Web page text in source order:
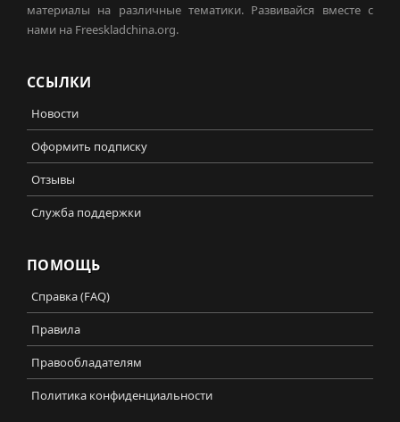
материалы на различные тематики. Развивайся вместе с
нами на Freeskladchina.org.
ССЫЛКИ
Новости
Оформить подписку
Отзывы
Служба поддержки
ПОМОЩЬ
Справка (FAQ)
Правила
Правообладателям
Политика конфиденциальности